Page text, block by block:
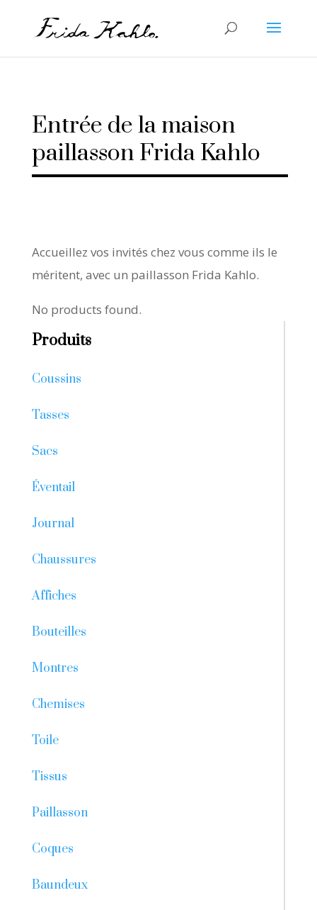
Entrée de la maison
paillasson Frida Kahlo
Produits
Coussins
Tasses
Sacs
Éventail
Journal
Chaussures
Affiches
Bouteilles
Montres
Chemises
Toile
Tissus
Paillasson
Coques
Baundeux
Accueillez vos invités chez vous comme ils le
méritent, avec un paillasson Frida Kahlo.
No products found.